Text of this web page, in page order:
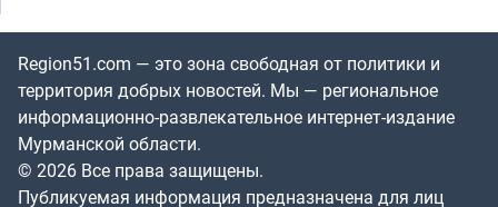
Region51.com — это зона свободная от политики и
территория добрых новостей. Мы — региональное
информационно-развлекательное интернет-издание
Мурманской области.
© 2026 Все права защищены.
Публикуемая информация предназначена для лиц